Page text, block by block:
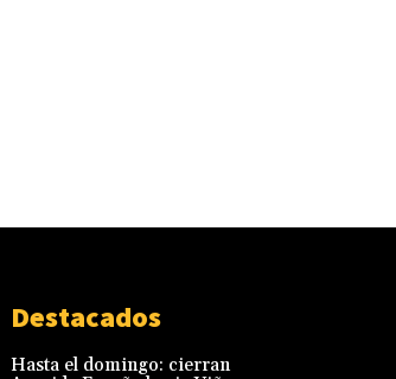
Destacados
Hasta el domingo: cierran